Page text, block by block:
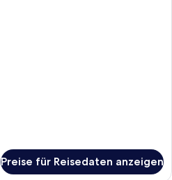
Preise für Reisedaten anzeigen